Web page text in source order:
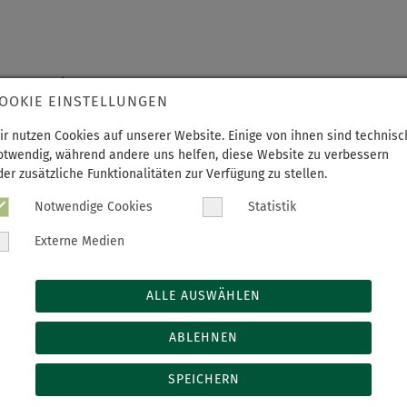
Annaberg
alle waren bereit, alles war vorbereitet, denn Erwin und
wurde Erwin um 17:04 Uhr mit 2700g und 48cm
48 cm ebenfalls auf natürlichem Weg das Licht der Welt.
in diesem Jahr begrüßen.
die 2019 ebenfalls in Annaberg geboren wurde.
alles Gute.
viele Fragen? Gern können Sie uns jederzeit
EINSTELLUNGEN
nutzen Cookies auf unserer Website. Einige von ihnen sind
während andere uns helfen, diese Website zu verbessern
zusätzliche Funktionalitäten zur Verfügung zu stellen.
Notwendige Cookies Statistik
Externe Medien
ALLE AUSWÄHLEN
ABLEHNEN
SPEICHERN